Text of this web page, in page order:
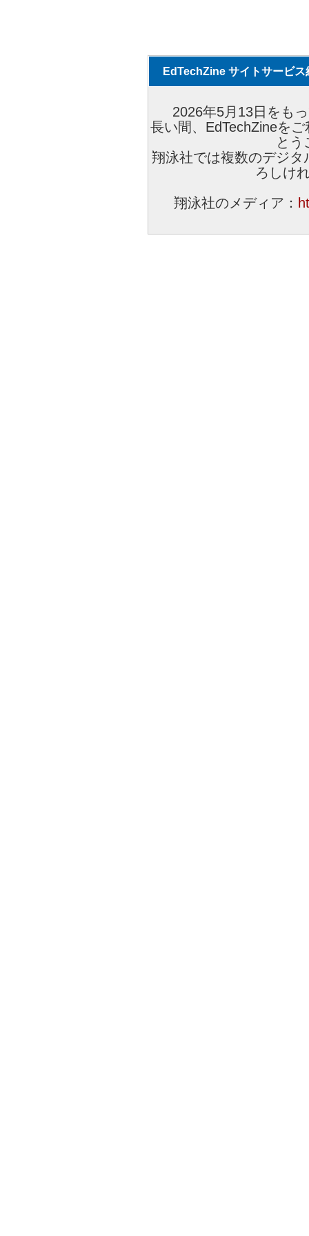
EdTechZine サイトサービス
2026年5月13日をも
長い間、EdTechZineを
とう
翔泳社では複数のデジ
ろしけ
翔泳社のメディア：